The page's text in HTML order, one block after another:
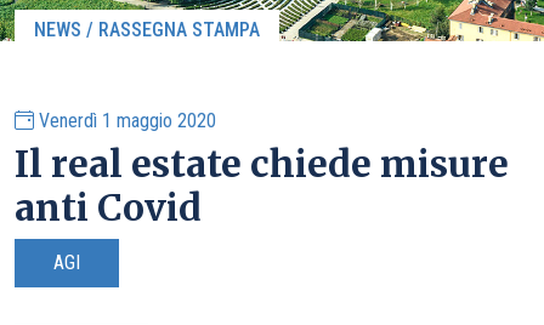
NEWS / RASSEGNA STAMPA
Venerdì 1 maggio 2020
Il real estate chiede misure
anti Covid
AGI